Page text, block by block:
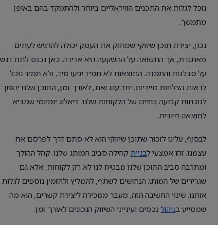
נוכל לגלות את התכנים הוויראליים ביותר ולהתמקד בהם באופן
מתמשך.
נכון, יצירת תוכן שיווקי שמחזק את העסק יכולה להרגיש לעתים
מאתגרת, אך התשואה על ההשקעה היא אדירה. כאן נכנס לתת דגש
על סבלנות והתמדה. התוצאות לא תמיד יגיעו מיד, ולא תמיד נוכל
לראות הצלחות מיידיות. יחד עם זאת, לאורך זמן, התוכן שלנו יהפוך
לנוכחות קבועה בחיים של הלקוחות שלנו, דיאלוג יומיומי שמביא
לתוצאה חיובית.
לבסוף, עלינו לזכור שתוכן שיווקי הוא לא סתם דרך לפרסם את
עצמנו. זהו אמצעי לבניית קהילה סביב המותג שלנו. קהל ההולך
ומתרבה סביב התוכן שלנו מבטיח לנו לא רק לקוחות, אלא גם
שגרירים של המותג הנחושים לשתף, להמליץ ולהזמין נוספים לגלות
אותנו. שינוי החשיבה הזה, מעבר ממכירה ליצירת קשרים, הוא מה
שמסייע בניהול נכסים ועינייני השיווק הנכונים לאורך זמן.